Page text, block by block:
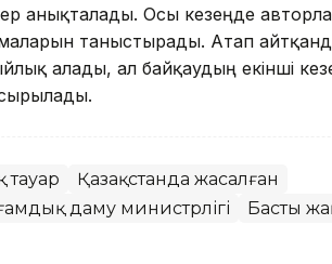
анықталады. Осы кезеңде
таныстырады. Атап
алады, ал байқаудың екінші
тауар
Қазақстанда жасалған
даму министрлігі
Басты